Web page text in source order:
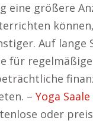
eine größere
Auf lange
für regelmäßige
– Yoga
oder